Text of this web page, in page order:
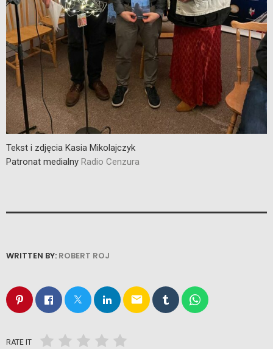
Tekst i zdjęcia Kasia Mikolajczyk
Patronat medialny Radio Cenzura
WRITTEN BY: ROBERT ROJ
email
RATE IT